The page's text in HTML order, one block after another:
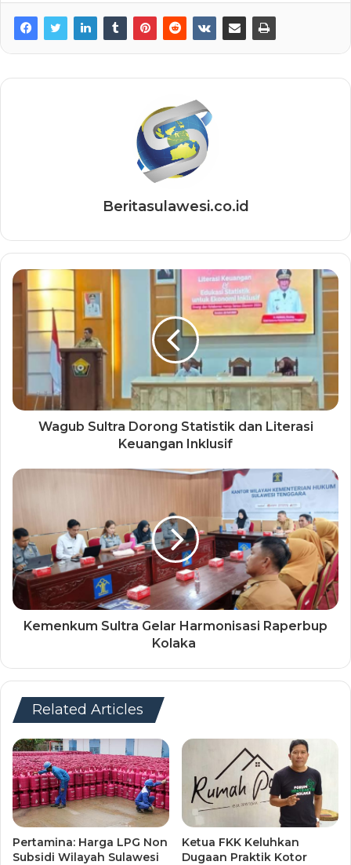
Beritasulawesi.co.id
Wagub Sultra Dorong Statistik dan Literasi
Keuangan Inklusif
Kemenkum Sultra Gelar Harmonisasi Raperbup
Kolaka ‎
Related Articles
Pertamina: Harga LPG Non
Subsidi Wilayah Sulawesi
Ketua FKK Keluhkan
Dugaan Praktik Kotor